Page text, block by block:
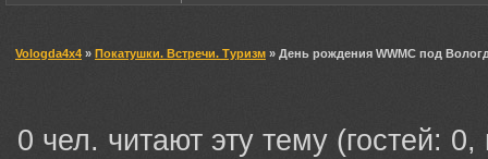
Vologda4x4 » Покатушки. Встречи. Туризм » День рождения WWMC под
0 чел. читают эту тему (гостей: